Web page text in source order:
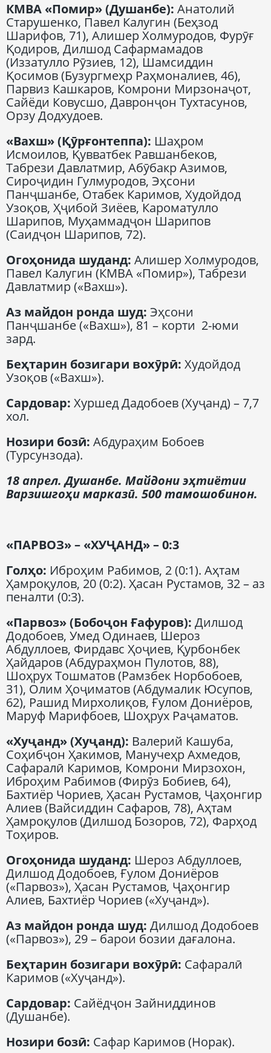
КМВА «Помир» (Душанбе): Анатолий
Старушенко, Павел Калугин (Беҳзод
Шарифов, 71), Алишер Холмуродов, Фурӯғ
Қодиров, Дилшод Сафармамадов
(Иззатулло Рӯзиев, 12), Шамсиддин
Қосимов (Бузургмеҳр Раҳмоналиев, 46),
Парвиз Кашкаров, Комрони Мирзонаҷот,
Сайёди Ковусшо, Давронҷон Тухтасунов,
Орзу Додхудоев.
«Вахш» (Қӯрғонтеппа): Шаҳром
Исмоилов, Қувватбек Равшанбеков,
Табрези Давлатмир, Абӯбакр Азимов,
Сироҷидин Гулмуродов, Эҳсони
Панҷшанбе, Отабек Каримов, Худойдод
Узоқов, Ҳҷибой Зиёев, Кароматулло
Шарипов, Муҳаммадҷон Шарипов
(Саидҷон Шарипов, 72).
Огоҳонида шуданд: Алишер Холмуродов,
Павел Калугин (КМВА «Помир»), Табрези
Давлатмир («Вахш»).
Аз майдон ронда шуд: Эҳсони
Панҷшанбе («Вахш»), 81 – корти 2-юми
зард.
Беҳтарин бозигари вохӯрӣ: Худойдод
Узоқов («Вахш»).
Сардовар: Хуршед Дадобоев (Хуҷанд) – 7,7
хол.
Нозири бозӣ: Абдураҳим Бобоев
(Турсунзода).
18 апрел. Душанбе. Майдони эҳтиётии
Варзишгоҳи марказӣ. 500 тамошобинон.
«ПАРВОЗ»– «ХУҶАНД»–0:3
Голҳо: Иброҳим Рабимов, 2 (0:1). Аҳтам
Ҳамроқулов, 20 (0:2). Ҳасан Рустамов, 32 – аз
пеналти (0:3).
«Парвоз» (Бобоҷон Ғафуров): Дилшод
Додобоев, Умед Одинаев, Шероз
Абдуллоев, Фирдавс Ҳоҷиев, Қурбонбек
Ҳайдаров (Абдураҳмон Пулотов, 88),
Шоҳрух Тошматов (Рамзбек Норбобоев,
31), Олим Ҳоҷиматов (Абдумалик Юсупов,
62), Рашид Мирхолиқов, Ғулом Дониёров,
Маруф Марифбоев, Шоҳрух Раҷаматов.
«Хуҷанд» (Хуҷанд): Валерий Кашуба,
Соҳибҷон Ҳакимов, Манучеҳр Ахмедов,
Сафаралӣ Каримов, Комрони Мирзохон,
Иброҳим Рабимов (Фирӯз Бобиев, 64),
Бахтиёр Чориев, Ҳасан Рустамов, Ҷаҳонгир
Алиев (Вайсиддин Сафаров, 78), Аҳтам
Ҳамроқулов (Дилшод Бозоров, 72), Фарҳод
Тоҳиров.
Огоҳонида шуданд: Шероз Абдуллоев,
Дилшод Додобоев, Ғулом Дониёров
(«Парвоз»), Ҳасан Рустамов, Ҷаҳонгир
Алиев, Бахтиёр Чориев («Хуҷанд»).
Аз майдон ронда шуд: Дилшод Додобоев
(«Парвоз»), 29 – барои бозии дағалона.
Беҳтарин бозигари вохӯрӣ: Сафаралӣ
Каримов («Хуҷанд»).
Сардовар: Сайёдҷон Зайниддинов
(Душанбе).
Нозири бозӣ: Сафар Каримов (Норак).